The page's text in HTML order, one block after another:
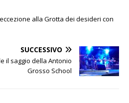
alla Grotta dei desideri con
SUCCESSIVO
il saggio della Antonio
Grosso School